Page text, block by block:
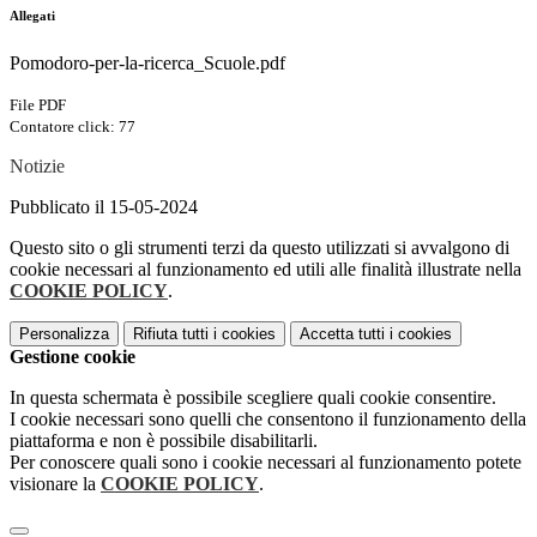
Allegati
Pomodoro-per-la-ricerca_Scuole.pdf
File PDF
Contatore click: 77
Notizie
Pubblicato il 15-05-2024
Questo sito o gli strumenti terzi da questo utilizzati si avvalgono di
cookie necessari al funzionamento ed utili alle finalità illustrate nella
COOKIE POLICY.
Personalizza Rifiuta tutti i cookies Accetta tutti i cookies
Gestione cookie
In questa schermata è possibile scegliere quali cookie consentire.
I cookie necessari sono quelli che consentono il funzionamento della
piattaforma e non è possibile disabilitarli.
Per conoscere quali sono i cookie necessari al funzionamento potete
visionare la COOKIE POLICY.